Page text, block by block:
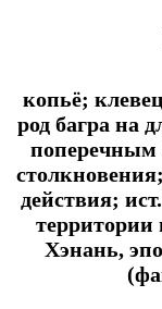
копьё;
род багра на
поперечным
действия; ист.
Хэнань,